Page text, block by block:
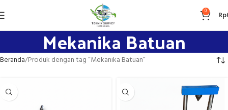
0 Rp
Mekanika Batuan
Beranda Produk dengan tag “Mekanika Batuan”